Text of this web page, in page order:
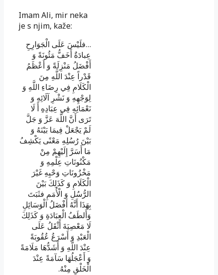
Imam Ali, mir neka
je s njim, kaže:
…فلَيْسَ عَلَى الْجَوَارِحِ
عِبادَةٌ أَخَفُّ مَئُونَةً وَ
أَفْضَلُ مَنْزِلَةً وَ أَعْظَمُ
قَدْراً عِنْدَ اللَّهِ مِنَ
الْكَلَامِ فِي رِضَاءِ اللَّهِ وَ
لِوَجْهِهِ وَ نَشْرِ آلَائِهِ وَ
نَعْمَائِهِ فِي عِبَادِهِ أَ لَا
تَرَى أَنَّ اللَّهَ عَزَّ وَ جَلَّ
لَمْ يَجْعَلْ فِيمَا بَيْنَهُ وَ
بَيْنَ رُسُلِهِ مَعْنًى يَكْشِفُ
مَا أَسَرَّ إِلَيْهِمْ مِنْ
مَكْنُونَاتِ عِلْمِهِ وَ
مَخْزُونَاتِ وَحْيِهِ غَيْرَ
الْكَلَامِ وَ كَذَلِكَ بَيْنَ
الرُّسُلِ وَ الْأُمَمِ فثَبَتَ
بِهَذَا أَنَّهُ أَفْضَلُ الْوَسَائِلِ
وَأَلطَفُ الْعِبَادَةِ وَ كَذَلِكَ
لَا مَعْصِيَةَ أَثْقَلُ عَلَى
الْعَبْدِ وَ أَسْرَعُ عُقُوبَةً
عِنْدَ اللَّهِ وَ أَشَدُّهَا مَلَامَةً
وَ أَعْجَلُهَا سَآمَةً عِنْدَ
الْخَلْقِ مِنْهُ.